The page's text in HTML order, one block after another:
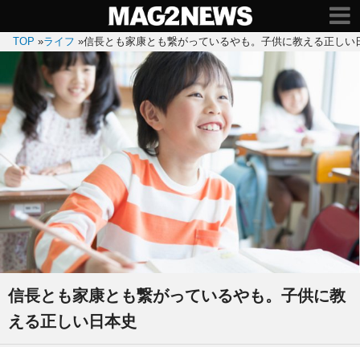
TOP »ライフ »信長とも家康とも繋がっているやも。子供に教える正しい
信長とも家康とも繋がっているやも。子供に教
える正しい日本史